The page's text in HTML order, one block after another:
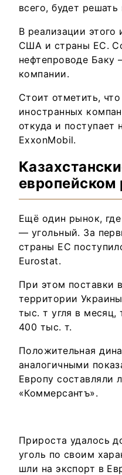
всего, будет
В реализации этого
США и страны ЕС.
нефтепроводе
компании.
Стоит отметить,
иностранных
откуда и поступает
ExxonMobil.
европейском
Ещё один рынок,
— угольный. За
страны ЕС
Eurostat.
При этом поставки
территории
тыс. т угля в месяц,
400 тыс. т.
Положительная
аналогичными
Европу составляли
«Коммерсантъ».
Прироста удалось
уголь по своим
шли на экспорт в